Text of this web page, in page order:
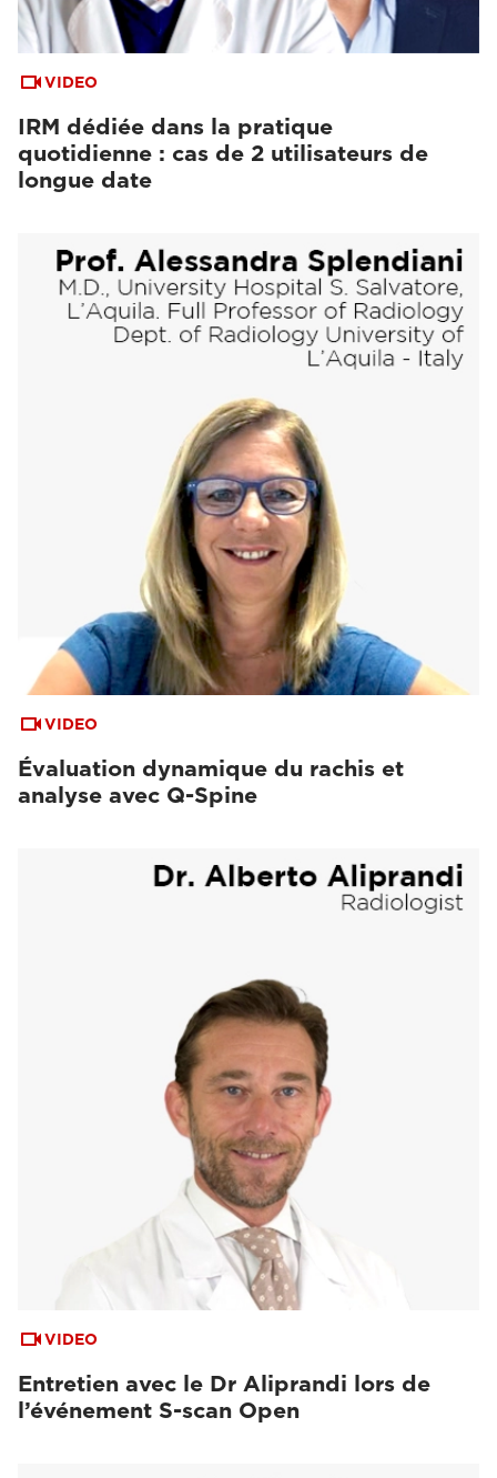
VIDEO
IRM dédiée dans la pratique
quotidienne : cas de 2 utilisateurs de
longue date
VIDEO
Évaluation dynamique du rachis et
analyse avec Q-Spine
VIDEO
Entretien avec le Dr Aliprandi lors de
l’événement S-scan Open